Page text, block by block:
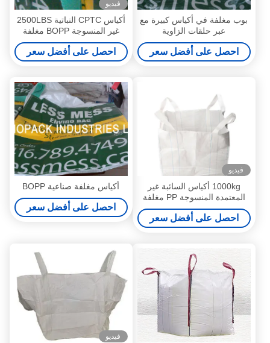
بوب مغلفة في أكياس كبيرة مع
عبر حلقات الزاوية
احصل على أفضل سعر
فيديو
أكياس CPTC النباتية 2500LBS
غير المنسوجة BOPP مغلفة
احصل على أفضل سعر
فيديو
1000kg أكياس السائبة غير
المعتمدة المنسوجة PP مغلفة
النسيج
احصل على أفضل سعر
أكياس مغلفة صناعية BOPP
احصل على أفضل سعر
فيديو